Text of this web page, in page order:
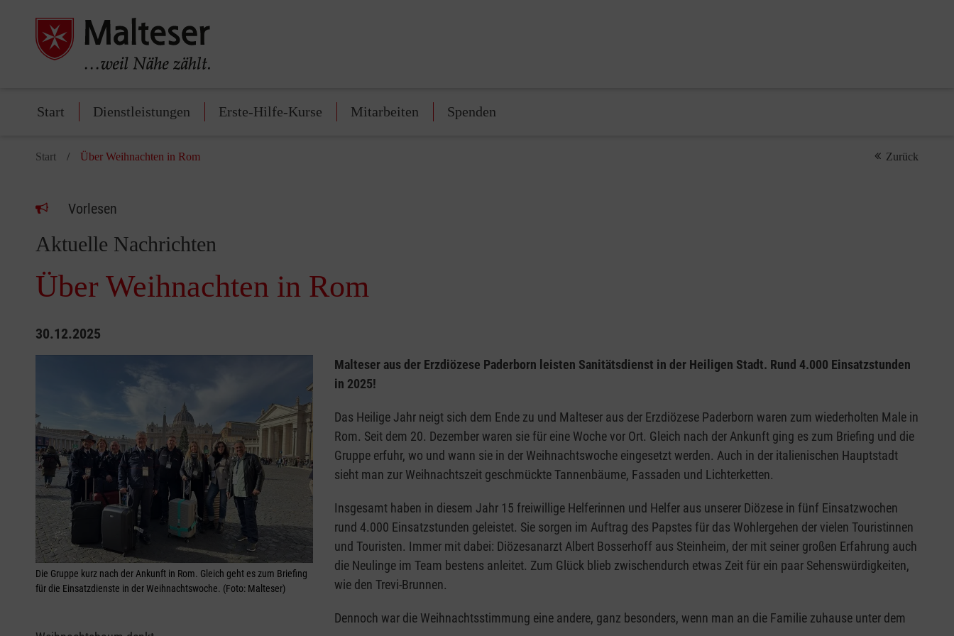
Start Dienstleistungen Erste-Hilfe-Kurse Mitarbeiten Spenden
Start Über Weihnachten in Rom Zurück
Vorlesen
Aktuelle Nachrichten
Über Weihnachten in Rom
30.12.2025
Die Gruppe kurz nach der Ankunft in Rom. Gleich geht es zum Briefing
für die Einsatzdienste in der Weihnachtswoche. (Foto: Malteser)
Malteser aus der Erzdiözese Paderborn leisten Sanitätsdienst in der Heiligen Stadt. Rund 4.000 Einsatzstunden
in 2025!
Das Heilige Jahr neigt sich dem Ende zu und Malteser aus der Erzdiözese Paderborn waren zum wiederholten Male in
Rom. Seit dem 20. Dezember waren sie für eine Woche vor Ort. Gleich nach der Ankunft ging es zum Briefing und die
Gruppe erfuhr, wo und wann sie in der Weihnachtswoche eingesetzt werden. Auch in der italienischen Hauptstadt
sieht man zur Weihnachtszeit geschmückte Tannenbäume, Fassaden und Lichterketten.
Insgesamt haben in diesem Jahr 15 freiwillige Helferinnen und Helfer aus unserer Diözese in fünf Einsatzwochen
rund 4.000 Einsatzstunden geleistet. Sie sorgen im Auftrag des Papstes für das Wohlergehen der vielen Touristinnen
und Touristen. Immer mit dabei: Diözesanarzt Albert Bosserhoff aus Steinheim, der mit seiner großen Erfahrung auch
die Neulinge im Team bestens anleitet. Zum Glück blieb zwischendurch etwas Zeit für ein paar Sehenswürdigkeiten,
wie den Trevi-Brunnen.
Dennoch war die Weihnachtsstimmung eine andere, ganz besonders, wenn man an die Familie zuhause unter dem